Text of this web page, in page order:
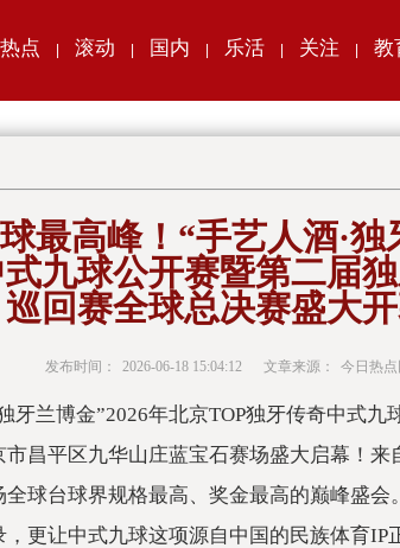
热点 滚动 国内 乐活 关注 教
最高峰！“手艺人酒·
九球公开赛暨第二届
巡回赛全球总决赛盛大开
发布时间： 2026-06-18 15:04:12 文章来源： 今日热点
牙兰博金”2026年北京TOP独牙传奇中式
市昌平区九华山庄蓝宝石赛场盛大启幕！来
全球台球界规格最高、奖金最高的巅峰盛会
更让中式九球这项源自中国的民族体育IP